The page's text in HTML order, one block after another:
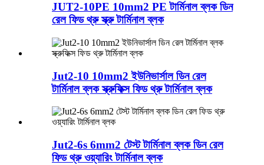
JUT2-10PE 10mm2 PE টার্মিনাল ব্লক ডিন
রেল ফিড থ্রু স্ক্রু টার্মিনাল ব্লক
Jut2-10 10mm2 ইউনিভার্সাল ডিন রেল
টার্মিনাল ব্লক স্ক্রুফিক্স ফিড থ্রু টার্মিনাল ব্লক
Jut2-6s 6mm2 টেস্ট টার্মিনাল ব্লক ডিন রেল
ফিড থ্রু ওয়্যারিং টার্মিনাল ব্লক